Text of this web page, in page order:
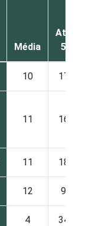
Média
Até
5
10 17
11 16
11 18
12 9
4 34